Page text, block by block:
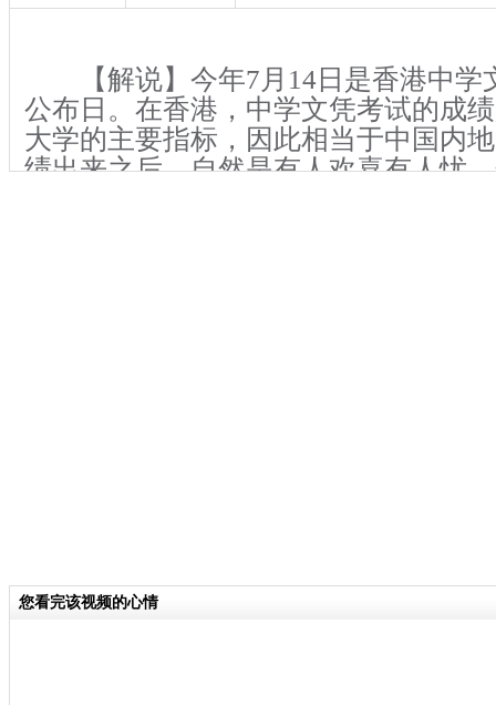
【解说】今年7月14日是香港中学
公布日。在香港，中学文凭考试的成
大学的主要指标，因此相当于中国内
绩出来之后，自然是有人欢喜有人忧
您看完该视频的心情